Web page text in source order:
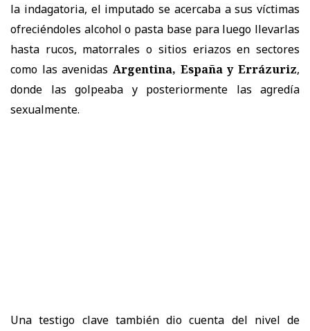
la indagatoria, el imputado se acercaba a sus víctimas
ofreciéndoles alcohol o pasta base para luego llevarlas
hasta rucos, matorrales o sitios eriazos en sectores
como las avenidas Argentina, España y Errázuriz,
donde las golpeaba y posteriormente las agredía
sexualmente.
Una testigo clave también dio cuenta del nivel de